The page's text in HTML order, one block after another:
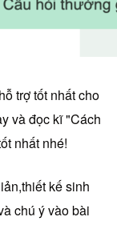
trợ tốt nhất cho
và đọc kĩ "Cách
nhất nhé!
kế sinh
chú ý vào bài